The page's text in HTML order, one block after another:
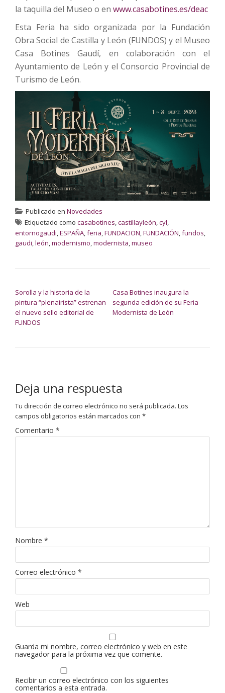
la taquilla del Museo o en www.casabotines.es/deac
Esta Feria ha sido organizada por la Fundación
Obra Social de Castilla y León (FUNDOS) y el Museo
Casa Botines Gaudí, en colaboración con el
Ayuntamiento de León y el Consorcio Provincial de
Turismo de León.
Publicado en Novedades
Etiquetado como casabotines,castillayleón,cyl,
entornogaudi,ESPAÑA,feria,FUNDACION,FUNDACIÓN,fundos,
gaudi,león,modernismo,modernista,museo
Sorolla y la historia de la
pintura “plenairista” estrenan
el nuevo sello editorial de
FUNDOS
Casa Botines inaugura la
segunda edición de su Feria
Modernista de León
Deja una respuesta
Tu dirección de correo electrónico no será publicada. Los
campos obligatorios están marcados con *
Comentario *
Nombre *
Correo electrónico *
Web
Guarda mi nombre, correo electrónico y web en este
navegador para la próxima vez que comente.
Recibir un correo electrónico con los siguientes
comentarios a esta entrada.